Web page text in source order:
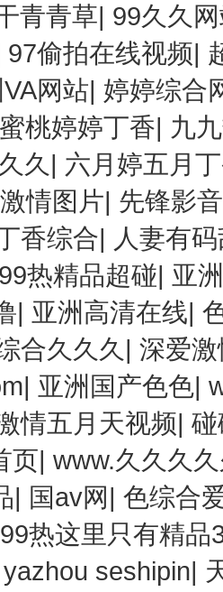
青青草| 99久久
97偷拍在线视频|
网站| 婷婷综合
蜜桃婷婷丁香| 九
久 | 六月婷五月
情图片| 先锋影
香综合| 人妻有
99热精品超碰| 亚
| 亚洲高清在线|
合久久久 |深爱
| 亚洲国产色色|
情五月天视频|
页| www.久久久
| 国av网|色综合
99热这里只有精品
yazhou seshipin|